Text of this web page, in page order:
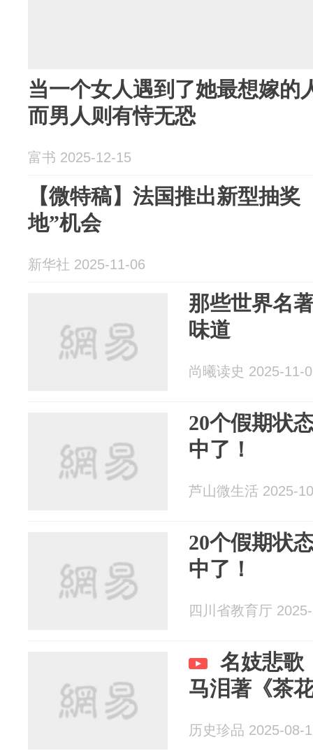
当一个女人遇到了她最想嫁的
而男人则有恃无恐
富书 2025-12-15
【微特稿】法国推出新型抽
地”机会
新华社 2025-11-06
那些世界名
味道
尚曦读史 2025-11-
20个假期状
中了！
芦山微生活 2025-
20个假期状
中了！
四川省教育厅
名妓悲歌
马泪著《茶
历史珍品 2025-08-